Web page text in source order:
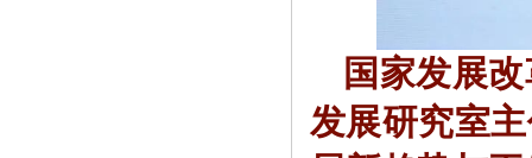
国家发展
发展研究室